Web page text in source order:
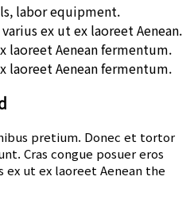
labor equipment.
varius ex ut ex laoreet Aenean.
laoreet Aenean fermentum.
laoreet Aenean fermentum.
pretium. Donec et tortor
Cras congue posuer eros
ex ut ex laoreet Aenean the